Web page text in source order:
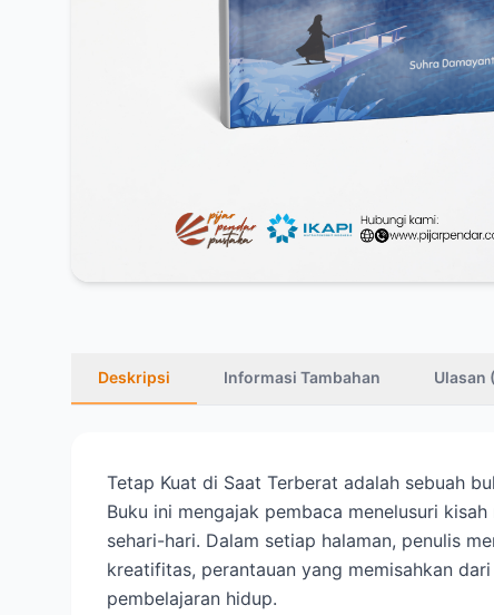
Deskripsi Informasi Tambahan Ulasan
Tetap Kuat di Saat Terberat adalah sebuah
Buku ini mengajak pembaca menelusuri
sehari-hari. Dalam setiap halaman, penulis
kreatifitas, perantauan yang memisahkan
pembelajaran hidup.